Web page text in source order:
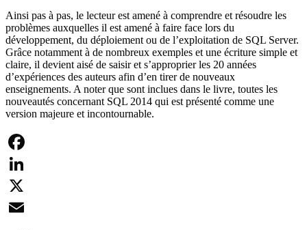
Ainsi pas à pas, le lecteur est amené à comprendre et résoudre les
problèmes auxquelles il est amené à faire face lors du
développement, du déploiement ou de l’exploitation de SQL Server.
Grâce notamment à de nombreux exemples et une écriture simple et
claire, il devient aisé de saisir et s’approprier les 20 années
d’expériences des auteurs afin d’en tirer de nouveaux
enseignements. A noter que sont inclues dans le livre, toutes les
nouveautés concernant SQL 2014 qui est présenté comme une
version majeure et incontournable.
Facebook
LinkedIn
X